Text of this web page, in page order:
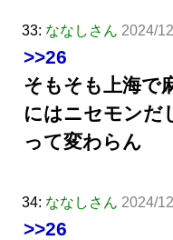
33: ななしさん 2024/
>>26
そもそも上海で
にはニセモンだ
って変わらん
34: ななしさん 2024/
>>26